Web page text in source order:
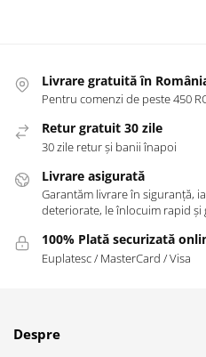
Livrare gratuită în
Pentru comenzi de peste 450
Retur gratuit 30 zile
30 zile retur și banii înapoi
Livrare asigurată
Garantăm livrare în siguranță,
deteriorate, le înlocuim rapid și
100% Plată securizată
Euplatesc / MasterCard / Visa
Despre